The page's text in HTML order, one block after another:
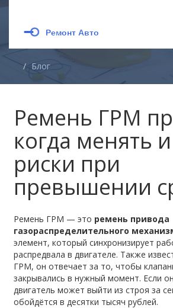
Блог
Ремень ГРМ
когда менять
риски при
превышении
Ремень ГРМ — это ремень привода
газораспределительного
элемент, который синхронизирует
распредвала в двигателе. Также
ГРМ, он отвечает за то, чтобы
закрывались в нужный момент. Если
двигатель может выйти из строя за
обойдётся в десятки тысяч рублей.